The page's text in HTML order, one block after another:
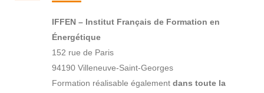
IFFEN – Institut Français de Formation en
Énergétique
152 rue de Paris
94190 Villeneuve-Saint-Georges
Formation réalisable également dans toute la